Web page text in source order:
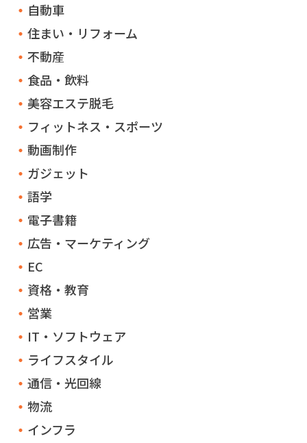
自動車
住まい・リフォーム
不動産
食品・飲料
美容エステ脱毛
フィットネス・スポーツ
動画制作
ガジェット
語学
電子書籍
広告・マーケティング
EC
資格・教育
営業
IT・ソフトウェア
ライフスタイル
通信・光回線
物流
インフラ